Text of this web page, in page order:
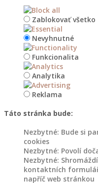
Dřevořezba
zahrady
Květináče
záhony
Dřevěné
do
zahrady
Květináče
z
kmenů
Zablokovať všetko
Nevyhnutné
Funkcionalita
Analytika
Reklama
Táto stránka bude:
Nezbytné: Bude si
cookies
Nezbytné: Povolí
Nezbytné:
kontaktních
napříč web stránkou